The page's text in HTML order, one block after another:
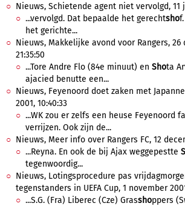
Nieuws, Schietende agent niet vervolgd, 11
...vervolgd. Dat bepaalde het gerechtsho
het gerichte...
Nieuws, Makkelijke avond voor Rangers, 26
21:35:50
...Tore Andre Flo (84e minuut) en Shota
ajacied benutte een...
Nieuws, Feyenoord doet zaken met
2001, 10:40:33
...WK zou er zelfs een heuse Feyenoord
verrijzen. Ook zijn de...
Nieuws, Meer info over Rangers FC, 12
...Reyna. En ook de bij Ajax weggepestte
tegenwoordig...
Nieuws, Lotingsprocedure pas
tegenstanders in UEFA Cup, 1 november
...S.G. (Fra) Liberec (Cze) Grasshoppers